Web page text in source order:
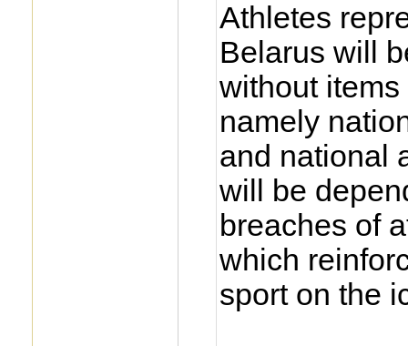
Athletes
Belarus will
without
namely
and national
will be
breaches of
which
sport on the